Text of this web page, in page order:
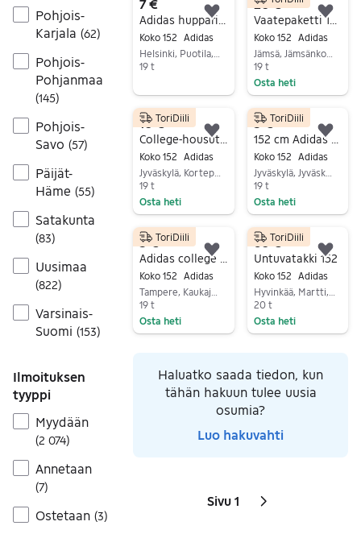
Pohjois-
Karjala (62)
Pohjois-
Pohjanmaa
(145)
Pohjois-
Savo (57)
Päijät-
Häme (55)
Satakunta
(83)
Uusimaa
(822)
Varsinais-
Suomi (153)
Ilmoituksen
tyyppi
Myydään
(2 074)
Annetaan
(7)
Ostetaan (3)
7 €
Koko 152
Adidas
19 t
Lisää suosikiksi.
20 €
Koko 152
Adidas
Jämsä, Jämsänkoski Keskus, Keski-Suomi
19 t
Osta heti
10 €
Koko 152
Adidas
19 t
Osta heti
ToriDiili
Lisää suosikiksi.
5 €
Koko 152
Adidas
Jyväskylä, Jyväskylä Keskus, Keski-Suomi
19 t
Osta heti
ToriDiili
5 €
Koko 152
Adidas
19 t
Osta heti
ToriDiili
Lisää suosikiksi.
60 €
Untuvatakki 152
Koko 152
Adidas
20 t
Osta heti
ToriDiili
Haluatko saada tiedon, kun
tähän hakuun tulee uusia
osumia?
Luo hakuvahti
Sivut
Sivu 1 Seuraava sivu
kuvake